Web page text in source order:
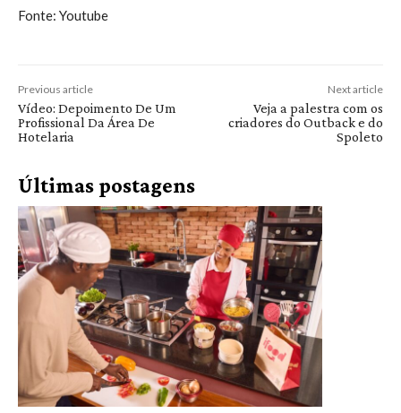
Fonte: Youtube
Previous article
Vídeo: Depoimento De Um
Profissional Da Área De
Hotelaria
Next article
Veja a palestra com os
criadores do Outback e do
Spoleto
Últimas postagens